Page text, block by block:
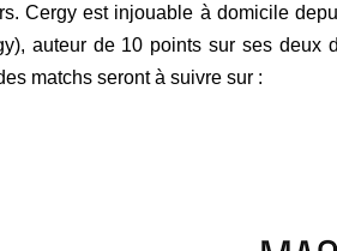
Cergy est injouable à domicile
auteur de 10 points sur ses deux
matchs seront à suivre sur :